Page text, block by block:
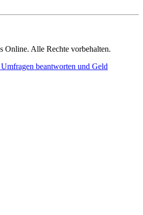
Alle Rechte vorbehalten.